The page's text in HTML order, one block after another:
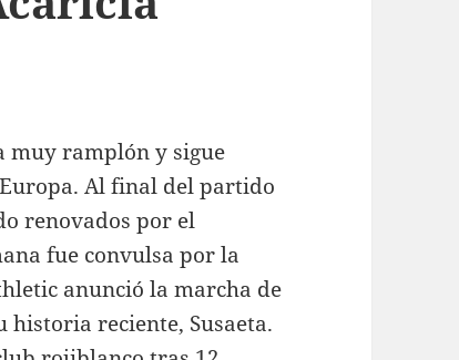
muy ramplón y sigue
Al final del partido
renovados por el
fue convulsa por la
anunció la marcha de
historia reciente, Susaeta.